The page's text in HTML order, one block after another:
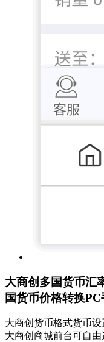
大商创多国货币汇
国货币价格转换
大商创货币格式货币
大商创商城前台可自